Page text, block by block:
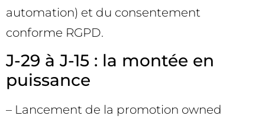
automation) et du consentement
conforme RGPD.
J-29 à J-15 : la montée en
puissance
– Lancement de la promotion owned